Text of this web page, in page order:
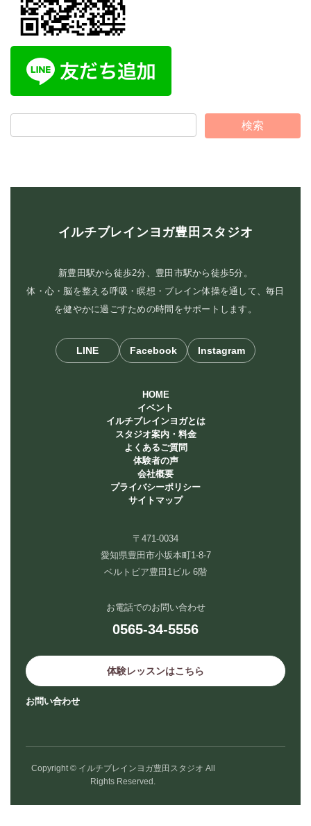
イルチブレインヨガ豊田スタジオ
新豊田駅から徒歩2分、豊田市駅から徒歩5分。
体・心・脳を整える呼吸・瞑想・ブレイン体操を通して、毎日
を健やかに過ごすための時間をサポートします。
LINE Facebook Instagram
HOME
イベント
イルチブレインヨガとは
スタジオ案内・料金
よくあるご質問
体験者の声
会社概要
プライバシーポリシー
サイトマップ
〒471-0034
愛知県豊田市小坂本町1-8-7
ベルトピア豊田1ビル 6階
お電話でのお問い合わせ
0565-34-5556
体験レッスンはこちら
お問い合わせ
Copyright © イルチブレインヨガ豊田スタジオ All
Rights Reserved.